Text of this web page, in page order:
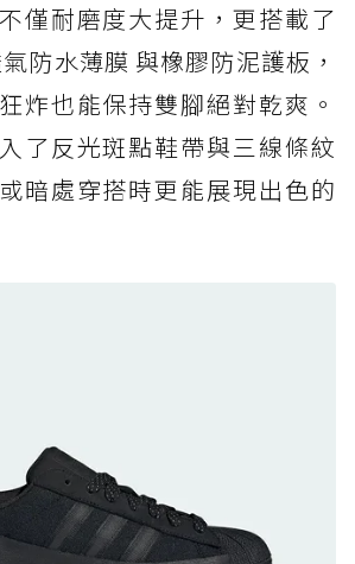
HOKA Stinson Evo GTX：越野
TEX 防水與增高神器一次滿
7. Timberland Motion Access：
防水，輕量化工裝健走鞋雨天必備
7. Timberland Motion Access：
防水，輕量化工裝健走鞋雨天必備
10. PUMA Voyage NITRO™ 4
氮氣中底注入，回彈與防滑兼具的
鞋
僅耐磨度大提升，更搭載了
防水薄膜 與橡膠防泥護板，
炸也能保持雙腳絕對乾爽。
了反光斑點鞋帶與三線條紋
暗處穿搭時更能展現出色的